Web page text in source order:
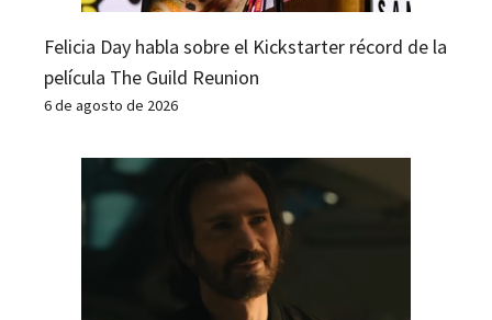
Felicia Day habla sobre el Kickstarter récord de la
película The Guild Reunion
6 de agosto de 2026